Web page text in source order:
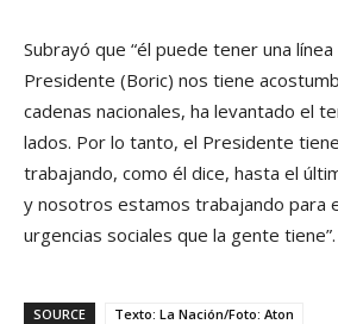
Subrayó que “él puede tener una
Presidente (Boric) nos tiene
cadenas nacionales, ha levantado el
lados. Por lo tanto, el Presidente
trabajando, como él dice, hasta el
y nosotros estamos trabajando para
urgencias sociales que la gente tiene”.
SOURCE
Texto: La Nación/Foto: Aton